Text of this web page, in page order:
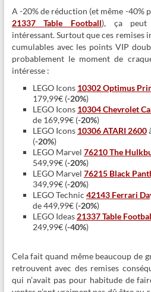
A -20% de réduction (et même -40%
21337 Table Football), ça peut
intéressant. Surtout que ces remises
cumulables avec les points VIP
probablement le moment de
intéresse :
LEGO Icons 10302 Optimus
179,99€ (-20%)
LEGO Icons 10304 Chevrolet
de 169,99€ (-20%)
LEGO Icons 10306 ATARI 2600
(-20%)
LEGO Marvel 76210 The
549,99€ (-20%)
LEGO Marvel 76215 Black
349,99€ (-20%)
LEGO Technic 42143 Ferrari
de 449,99€ (-20%)
LEGO Ideas 21337 Table
249,99€ (-40%)
Cela fait quand même beaucoup de
retrouvent avec des remises
qui n’avait pas pour habitude de